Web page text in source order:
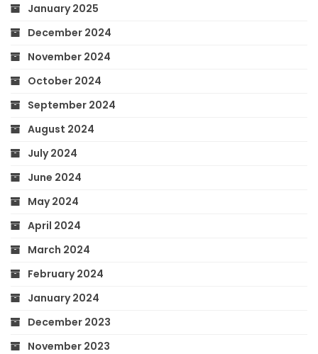
January 2025
December 2024
November 2024
October 2024
September 2024
August 2024
July 2024
June 2024
May 2024
April 2024
March 2024
February 2024
January 2024
December 2023
November 2023